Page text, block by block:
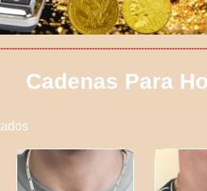
Cadenas Para